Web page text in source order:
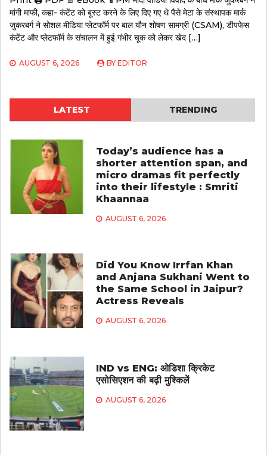
मांगी माफी, कहा- कंटेंट को बूस्ट करने के लिए दिए गए थे पैसे मेटा के संस्थापक मार्क
जुकरबर्ग ने सोशल मीडिया प्लेटफॉर्म पर बाल यौन शोषण सामग्री (CSAM), डीपफेस
कंटेंट और प्लेटफॉर्म के संचालन में हुई गंभीर चूक को लेकर खेद […]
AUGUST 6, 2026 BY EDITOR
LATEST TRENDING
Today’s audience has a
shorter attention span, and
micro dramas fit perfectly
into their lifestyle : Smriti
Khaannaa
AUGUST 6, 2026
Did You Know Irrfan Khan
and Anjana Sukhani Went to
the Same School in Jaipur?
Actress Reveals
AUGUST 6, 2026
IND vs ENG: ओडिशा क्रिकेट
एसोसिएशन की बढ़ी मुश्किलें
AUGUST 6, 2026